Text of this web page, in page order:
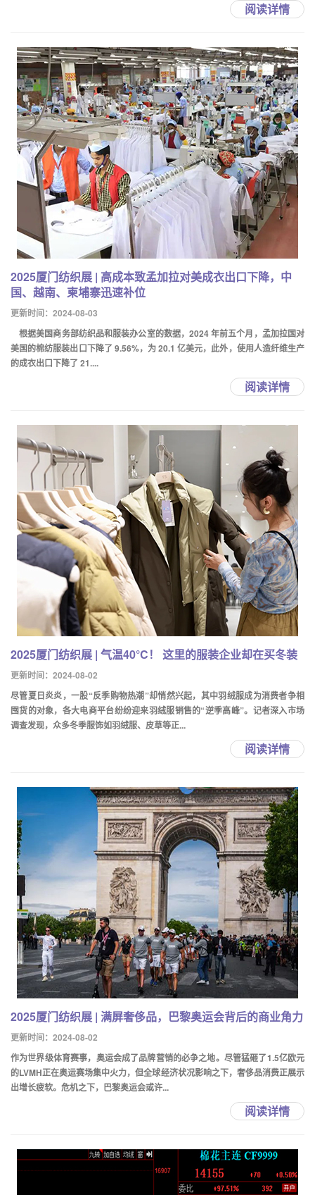
阅读详情
2025厦门纺织展 | 高成本致孟加拉对美成衣出口下降，中
国、越南、柬埔寨迅速补位
更新时间：2024-08-03
根据美国商务部纺织品和服装办公室的数据，2024 年前五个月，孟加拉国对
美国的棉纺服装出口下降了 9.56%，为 20.1 亿美元，此外，使用人造纤维生产
的成衣出口下降了 21....
阅读详情
2025厦门纺织展 | 气温40°C！ 这里的服装企业却在买冬装
更新时间：2024-08-02
尽管夏日炎炎，一股“反季购物热潮”却悄然兴起，其中羽绒服成为消费者争相
囤货的对象，各大电商平台纷纷迎来羽绒服销售的“逆季高峰”。记者深入市场
调查发现，众多冬季服饰如羽绒服、皮草等正...
阅读详情
2025厦门纺织展 | 满屏奢侈品，巴黎奥运会背后的商业角力
更新时间：2024-08-02
作为世界级体育赛事，奥运会成了品牌营销的必争之地。尽管猛砸了1.5亿欧元
的LVMH正在奥运赛场集中火力，但全球经济状况影响之下，奢侈品消费正展示
出增长疲软。危机之下，巴黎奥运会或许...
阅读详情